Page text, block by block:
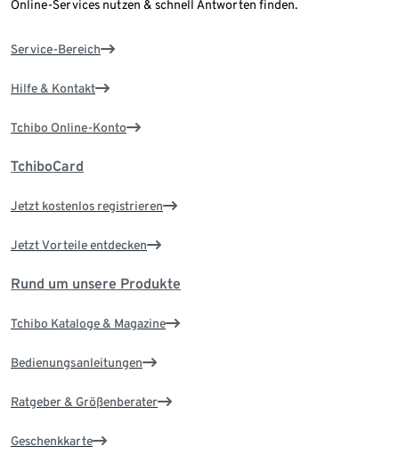
Online-Services nutzen & schnell Antworten finden.
Service-Bereich
Hilfe & Kontakt
Tchibo Online-Konto
TchiboCard
Jetzt kostenlos registrieren
Jetzt Vorteile entdecken
Rund um unsere Produkte
Tchibo Kataloge & Magazine
Bedienungsanleitungen
Ratgeber & Größenberater
Geschenkkarte